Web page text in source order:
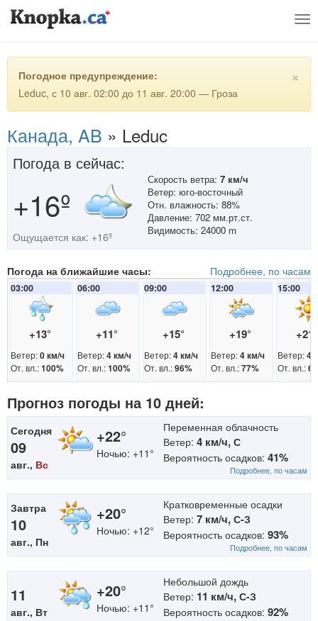
×
Погодное предупреждение:
Leduc, с 10 авг. 02:00 до 11 авг. 20:00 — Гроза
Канада, AB » Leduc
Погода в сейчас:
+16º
Ощущается как: +16º
Скорость ветра: 7 км/ч
Ветер: юго-восточный
Отн. влажность: 88%
Давление: 702 мм.рт.ст.
Видимость: 24000 m
Погода на ближайшие часы: Подробнее, по часам
03:00
+13°
Ветер:0 км/ч
От. вл.:100%
06:00
+11°
Ветер:4 км/ч
От. вл.:100%
09:00
+15°
Ветер:4 км/ч
От. вл.:96%
12:00
+19°
Ветер:4 км/ч
От. вл.:77%
15:00
Ветер:4
От. вл.:
Прогноз погоды на 10 дней:
Сегодня
09
авг., Вс
+22°
Ночью: +11°
Переменная облачность
Ветер: 4 км/ч, С
Вероятность осадков: 41%
Подробнее, по часам
Завтра
10
авг., Пн
+20°
Ночью: +12°
Кратковременные осадки
Ветер: 7 км/ч, С-З
Вероятность осадков: 93%
Подробнее, по часам
11
авг., Вт
+20°
Ночью: +11°
Небольшой дождь
Ветер: 11 км/ч, С-З
Вероятность осадков: 92%